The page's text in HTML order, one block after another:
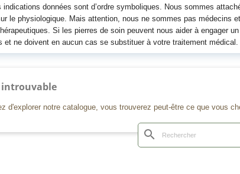
données sont d’ordre symboliques. Nous sommes
le physiologique. Mais attention, nous ne sommes pas médecins
Si les pierres de soin peuvent nous aider à engager
et ne doivent en aucun cas se substituer à votre traitement médical.
introuvable
d'explorer notre catalogue, vous trouverez peut-être ce que vous
search